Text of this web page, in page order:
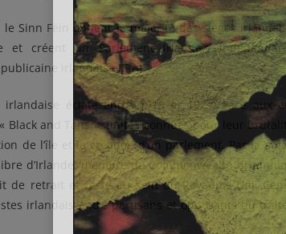
le Sinn Féin obtient la majorité des sièges
et créent un Parlement irlandais
irlandaise (IRA).
irlandaise éclate entre 1919 et 1921. Face aux
Black and Tans », unités connues pour leur
de l’île et la création d’un parlement. Par la
d’Irlande, membre du Commonwealth
de retrait et reste au sein du Royaume-Uni.
irlandais entre partisans et opposants du